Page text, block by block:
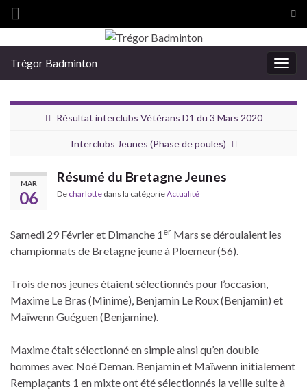
Search for:
Trégor Badminton
Résultat interclubs Vétérans D1 du 3 Mars 2020
Interclubs Jeunes (Phase de poules)
MAR
06
Résumé du Bretagne Jeunes
De charlotte dans la catégorieActualité
Samedi 29 Février et Dimanche 1 er Mars se déroulaient les
championnats de Bretagne jeune à Ploemeur(56).
Trois de nos jeunes étaient sélectionnés pour l’occasion,
Maxime Le Bras (Minime), Benjamin Le Roux (Benjamin) et
Maïwenn Guéguen (Benjamine).
Maxime était sélectionné en simple ainsi qu’en double
hommes avec Noé Deman. Benjamin et Maïwenn initialement
Remplaçants 1 en mixte ont été sélectionnés la veille suite à